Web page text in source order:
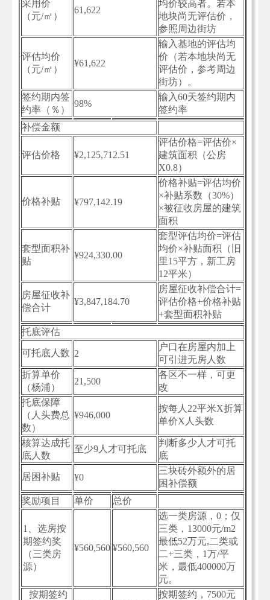
采用价
（元/㎡）
61,622
均价较高者。若本
地块尚无评估价，
参照周边街坊
评估均价
（元/㎡）
¥61,622
输入基地的评估均
价（若本地块尚无
评估价，参考周边
街坊）。
签约期内签
约率（％）
98%
输入60天签约期内
签约率
补偿金额
评估价格 ¥2,125,712.51
评估价格=评估价×
建筑面积（公房
X0.8）
价格补贴 ¥797,142.19
价格补贴=评估均价
×补贴系数（30%）
×被征收房屋的建筑
面积
套型面积补
贴
¥924,330.00
套型评估均价=评估
均价×补贴面积（旧
里15平方，新工房
12平米）
房屋征收补
偿合计
¥3,847,184.70
房屋征收补偿合计=
评估价格+价格补贴
+套型面积补贴
托底评估
可托底人数 2
户口在房屋内加上
可引进无房人数
折算单价
（杨浦）
21,500
各区不一样，可更
改
托底保障
（人头费总
数）
¥946,000
按每人22平米X折算
单价X人头数
核算达成托
底人数
至少9人才可托底
判断多少人才可托
底
居困补贴 ¥0
三块砖外额外的居
困补偿额
奖励项目
单价 总价
1、选房按
期签约奖
（三类房
源）
¥560,560 ¥560,560
选一类房源，0；仅
三类，13000元/m2
最低52万元,二类或
二+三类，1万/平
米，最低400000万
元。
按期签约
按期签约，7500元